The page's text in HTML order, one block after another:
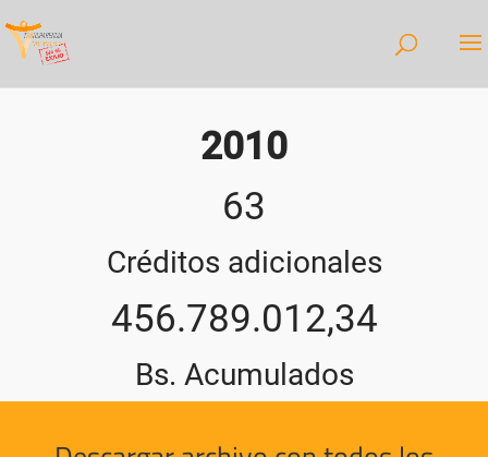
2010
63
Créditos adicionales
456.789.012,34
Bs. Acumulados